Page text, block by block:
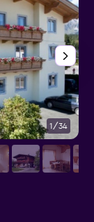
1/34